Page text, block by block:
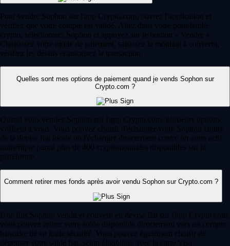
Pour vendre Sophon sur l'app Crypto.com, ouvrez l'application et
vérifiez que votre compte est validé. Allez dans votre portefeuille
crypto, sélectionnez Sophon et appuyez sur le bouton « Vendre ».
Choisissez votre mode de paiement, saisissez le montant à convertir,
vérifiez les détails et autorisez la transaction.
Quelles sont mes options de paiement quand je vends Sophon sur
Crypto.com ?
Quand vous vendez Sophon sur l'app Crypto.com, plusieurs options
s'offrent à vous. Vous pouvez choisir d'échanger votre Sophon contre
de la devise fiat locale ou l'échanger directement contre un autre actif
numérique parmi plus de 400 cryptomonnaies disponibles sur la
plateforme.
Comment retirer mes fonds après avoir vendu Sophon sur Crypto.com ?
Une fois Sophon vendu et converti en devise fiat sur l'app Crypto.com,
vous pouvez retirer votre solde disponible directement vers un compte
bancaire lié en toute sécurité. Vous pouvez également choisir de
dépenser votre solde fiat, selon éligibilité, avec la carte Visa